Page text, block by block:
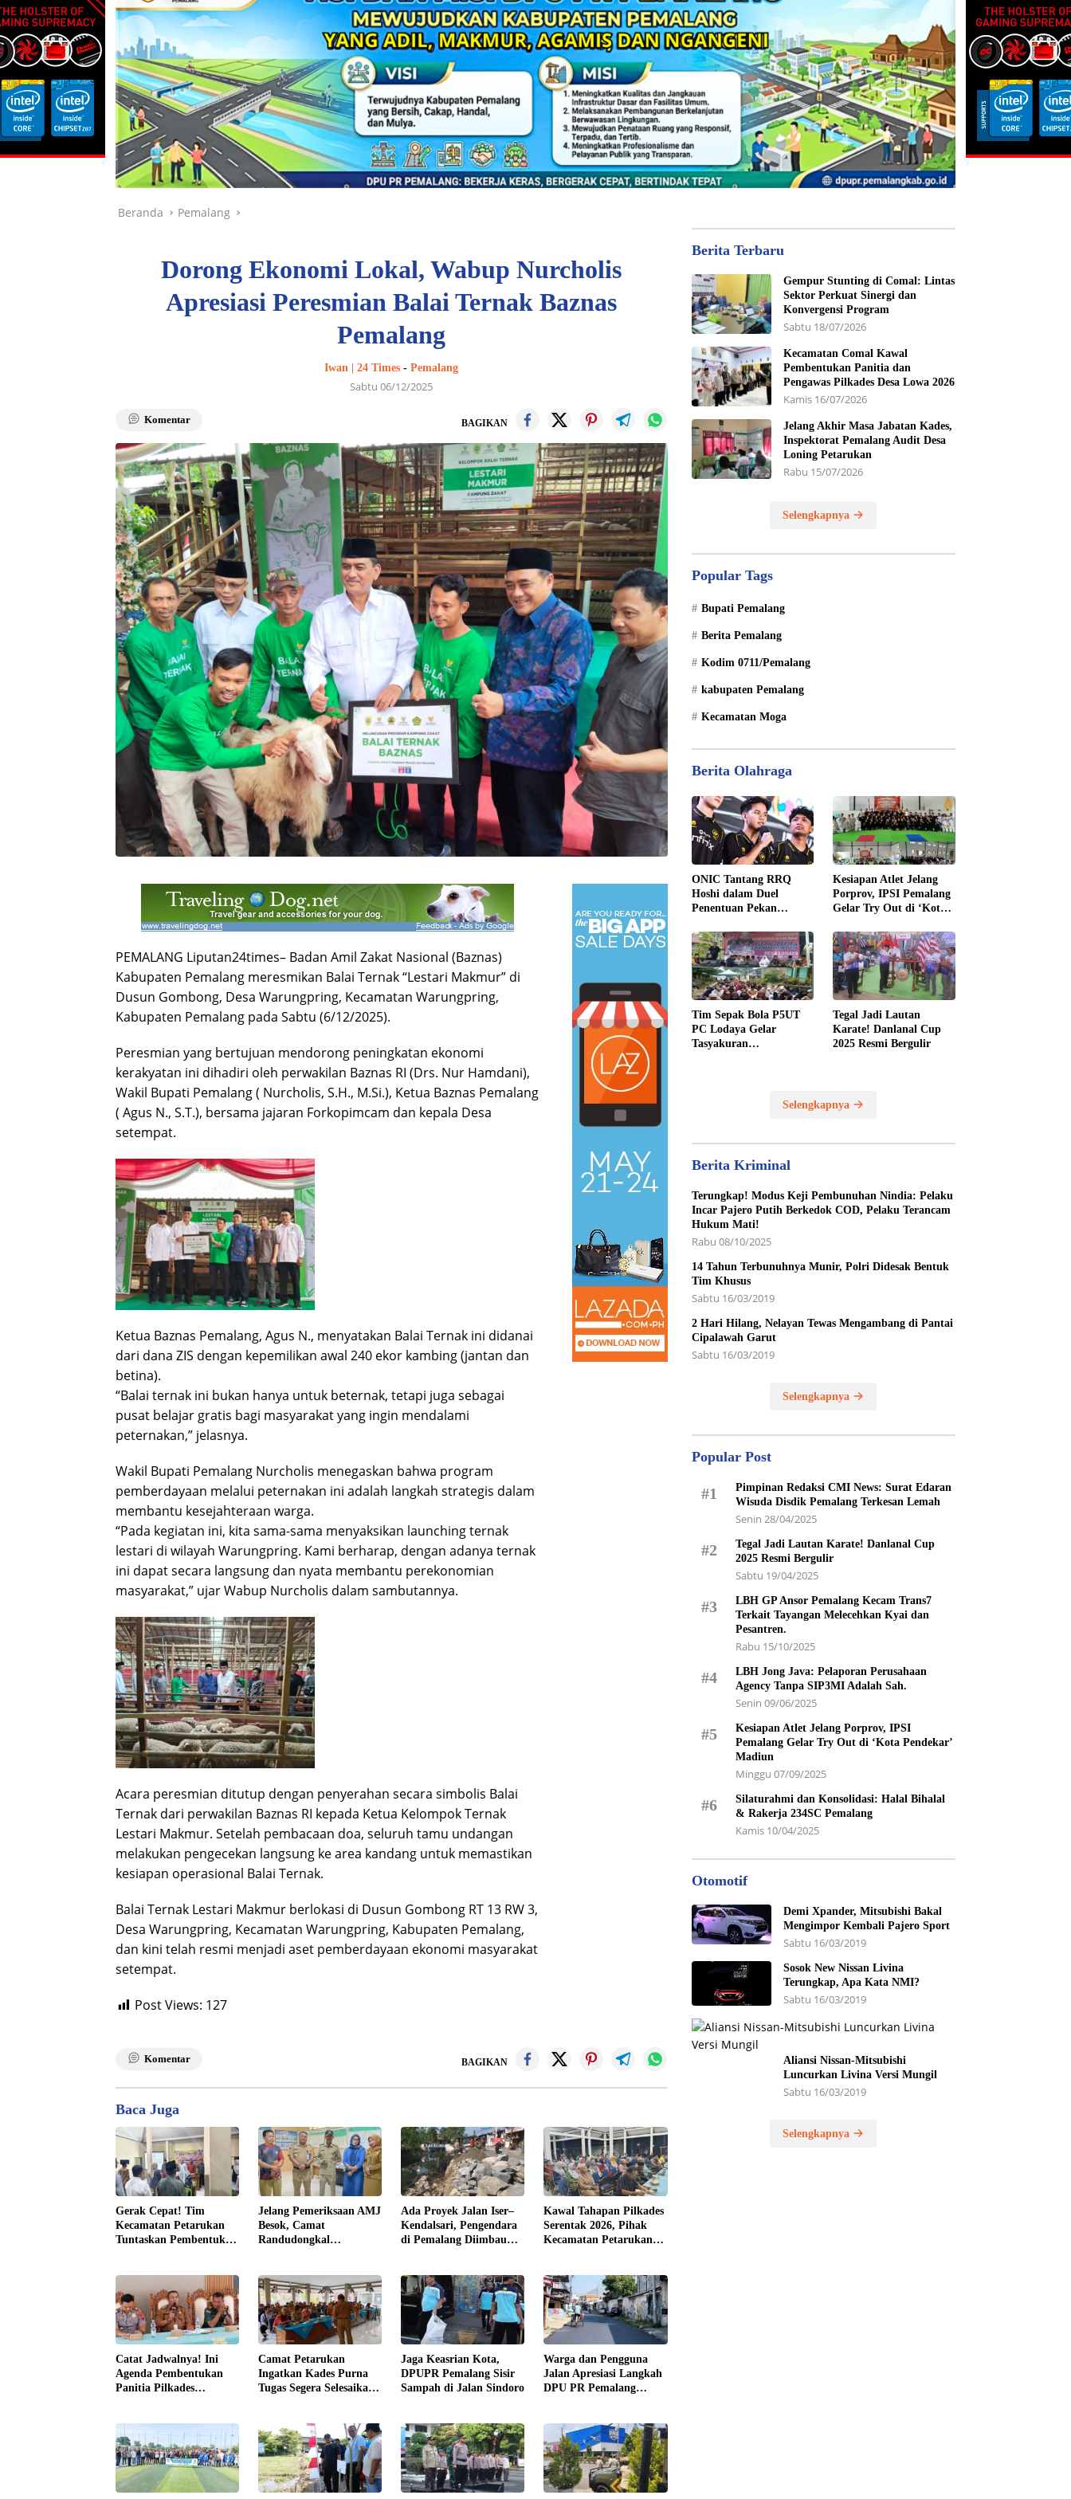
Beranda Pemalang
Dorong Ekonomi Lokal, Wabup Nurcholis
Apresiasi Peresmian Balai Ternak Baznas
Pemalang
Iwan | 24 Times -Pemalang
Sabtu 06/12/2025
Komentar BAGIKAN
PEMALANG Liputan24times– Badan Amil Zakat Nasional (Baznas)
Kabupaten Pemalang meresmikan Balai Ternak “Lestari Makmur” di
Dusun Gombong, Desa Warungpring, Kecamatan Warungpring,
Kabupaten Pemalang pada Sabtu (6/12/2025).
Peresmian yang bertujuan mendorong peningkatan ekonomi
kerakyatan ini dihadiri oleh perwakilan Baznas RI (Drs. Nur Hamdani),
Wakil Bupati Pemalang ( Nurcholis, S.H., M.Si.), Ketua Baznas Pemalang
( Agus N., S.T.), bersama jajaran Forkopimcam dan kepala Desa
setempat.
Ketua Baznas Pemalang, Agus N., menyatakan Balai Ternak ini didanai
dari dana ZIS dengan kepemilikan awal 240 ekor kambing (jantan dan
betina).
“Balai ternak ini bukan hanya untuk beternak, tetapi juga sebagai
pusat belajar gratis bagi masyarakat yang ingin mendalami
peternakan,” jelasnya.
Wakil Bupati Pemalang Nurcholis menegaskan bahwa program
pemberdayaan melalui peternakan ini adalah langkah strategis dalam
membantu kesejahteraan warga.
“Pada kegiatan ini, kita sama-sama menyaksikan launching ternak
lestari di wilayah Warungpring. Kami berharap, dengan adanya ternak
ini dapat secara langsung dan nyata membantu perekonomian
masyarakat,” ujar Wabup Nurcholis dalam sambutannya.
Acara peresmian ditutup dengan penyerahan secara simbolis Balai
Ternak dari perwakilan Baznas RI kepada Ketua Kelompok Ternak
Lestari Makmur. Setelah pembacaan doa, seluruh tamu undangan
melakukan pengecekan langsung ke area kandang untuk memastikan
kesiapan operasional Balai Ternak.
Balai Ternak Lestari Makmur berlokasi di Dusun Gombong RT 13 RW 3,
Desa Warungpring, Kecamatan Warungpring, Kabupaten Pemalang,
dan kini telah resmi menjadi aset pemberdayaan ekonomi masyarakat
setempat.
Post Views: 127
Komentar BAGIKAN
Baca Juga
Gerak Cepat! Tim
Kecamatan Petarukan
Tuntaskan Pembentukan
Jelang Pemeriksaan AMJ
Besok, Camat
Randudongkal
Rembul
Ada Proyek Jalan Iser–
Kendalsari, Pengendara
di Pemalang Diimbau
Kawal Tahapan Pilkades
Serentak 2026, Pihak
Kecamatan Petarukan
Catat Jadwalnya! Ini
Agenda Pembentukan
Panitia Pilkades
Camat Petarukan
Ingatkan Kades Purna
Tugas Segera Selesaikan
Jaga Keasrian Kota,
DPUPR Pemalang Sisir
Sampah di Jalan Sindoro
Warga dan Pengguna
Jalan Apresiasi Langkah
DPU PR Pemalang
Sindoro
Berita Terbaru
Gempur Stunting di Comal: Lintas
Sektor Perkuat Sinergi dan
Konvergensi Program
Sabtu 18/07/2026
Kecamatan Comal Kawal
Pembentukan Panitia dan
Pengawas Pilkades Desa Lowa 2026
Kamis 16/07/2026
Jelang Akhir Masa Jabatan Kades,
Inspektorat Pemalang Audit Desa
Loning Petarukan
Rabu 15/07/2026
Selengkapnya
Popular Tags
Bupati Pemalang
Berita Pemalang
Kodim 0711/Pemalang
kabupaten Pemalang
Kecamatan Moga
Berita Olahraga
ONIC Tantang RRQ
Hoshi dalam Duel
Penentuan Pekan
17
Kesiapan Atlet Jelang
Porprov, IPSI Pemalang
Gelar Try Out di ‘Kota
Tim Sepak Bola P5UT
PC Lodaya Gelar
Tasyakuran
Tegal Jadi Lautan
Karate! Danlanal Cup
2025 Resmi Bergulir
Selengkapnya
Berita Kriminal
Terungkap! Modus Keji Pembunuhan Nindia: Pelaku
Incar Pajero Putih Berkedok COD, Pelaku Terancam
Hukum Mati!
Rabu 08/10/2025
14 Tahun Terbunuhnya Munir, Polri Didesak Bentuk
Tim Khusus
Sabtu 16/03/2019
2 Hari Hilang, Nelayan Tewas Mengambang di Pantai
Cipalawah Garut
Sabtu 16/03/2019
Selengkapnya
Popular Post
#1
Pimpinan Redaksi CMI News: Surat Edaran
Wisuda Disdik Pemalang Terkesan Lemah
Senin 28/04/2025
#2
Tegal Jadi Lautan Karate! Danlanal Cup
2025 Resmi Bergulir
Sabtu 19/04/2025
#3
LBH GP Ansor Pemalang Kecam Trans7
Terkait Tayangan Melecehkan Kyai dan
Pesantren.
Rabu 15/10/2025
#4
LBH Jong Java: Pelaporan Perusahaan
Agency Tanpa SIP3MI Adalah Sah.
Senin 09/06/2025
#5
Kesiapan Atlet Jelang Porprov, IPSI
Pemalang Gelar Try Out di ‘Kota Pendekar’
Madiun
Minggu 07/09/2025
#6
Silaturahmi dan Konsolidasi: Halal Bihalal
& Rakerja 234SC Pemalang
Kamis 10/04/2025
Otomotif
Demi Xpander, Mitsubishi Bakal
Mengimpor Kembali Pajero Sport
Sabtu 16/03/2019
Sosok New Nissan Livina
Terungkap, Apa Kata NMI?
Sabtu 16/03/2019
Aliansi Nissan-Mitsubishi
Luncurkan Livina Versi Mungil
Sabtu 16/03/2019
Selengkapnya